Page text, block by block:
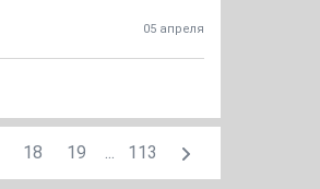
05 апреля
18 19 ... 113